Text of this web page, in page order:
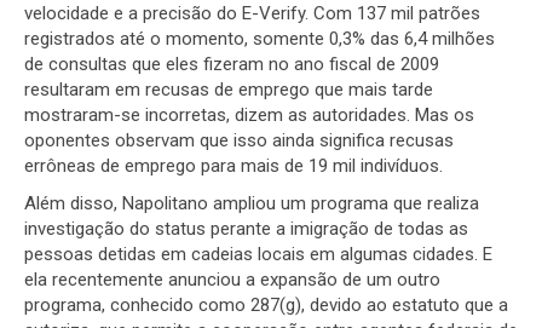
velocidade e a precisão do E-Verify. Com 137 mil patrões
registrados até o momento, somente 0,3% das 6,4 milhões
de consultas que eles fizeram no ano fiscal de 2009
resultaram em recusas de emprego que mais tarde
mostraram-se incorretas, dizem as autoridades. Mas os
oponentes observam que isso ainda significa recusas
errôneas de emprego para mais de 19 mil indivíduos.
Além disso, Napolitano ampliou um programa que realiza
investigação do status perante a imigração de todas as
pessoas detidas em cadeias locais em algumas cidades. E
ela recentemente anunciou a expansão de um outro
programa, conhecido como 287(g), devido ao estatuto que a